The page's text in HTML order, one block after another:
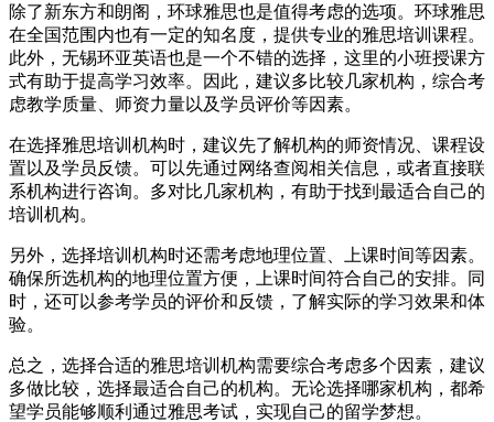
除了新东方和朗阁，环球雅思也是值得考虑的选项。环球雅思
在全国范围内也有一定的知名度，提供专业的雅思培训课程。
此外，无锡环亚英语也是一个不错的选择，这里的小班授课方
式有助于提高学习效率。因此，建议多比较几家机构，综合考
虑教学质量、师资力量以及学员评价等因素。
在选择雅思培训机构时，建议先了解机构的师资情况、课程设
置以及学员反馈。可以先通过网络查阅相关信息，或者直接联
系机构进行咨询。多对比几家机构，有助于找到最适合自己的
培训机构。
另外，选择培训机构时还需考虑地理位置、上课时间等因素。
确保所选机构的地理位置方便，上课时间符合自己的安排。同
时，还可以参考学员的评价和反馈，了解实际的学习效果和体
验。
总之，选择合适的雅思培训机构需要综合考虑多个因素，建议
多做比较，选择最适合自己的机构。无论选择哪家机构，都希
望学员能够顺利通过雅思考试，实现自己的留学梦想。